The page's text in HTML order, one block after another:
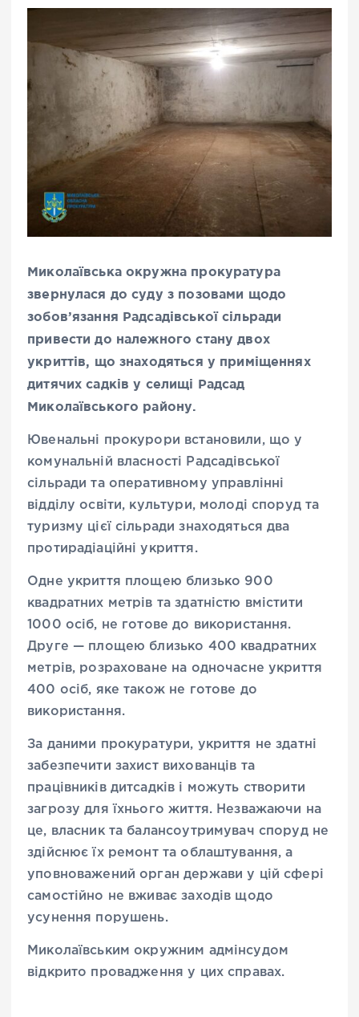
Миколаївська окружна прокуратура
звернулася до суду з позовами щодо
зобов’язання Радсадівської сільради
привести до належного стану двох
укриттів, що знаходяться у приміщеннях
дитячих садків у селищі Радсад
Миколаївського району.
Ювенальні прокурори встановили, що у
комунальній власності Радсадівської
сільради та оперативному управлінні
відділу освіти, культури, молоді споруд та
туризму цієї сільради знаходяться два
протирадіаційні укриття.
Одне укриття площею близько 900
квадратних метрів та здатністю вмістити
1000 осіб, не готове до використання.
Друге — площею близько 400 квадратних
метрів, розраховане на одночасне укриття
400 осіб, яке також не готове до
використання.
За даними прокуратури, укриття не здатні
забезпечити захист вихованців та
працівників дитсадків і можуть створити
загрозу для їхнього життя. Незважаючи на
це, власник та балансоутримувач споруд не
здійснює їх ремонт та облаштування, а
уповноважений орган держави у цій сфері
самостійно не вживає заходів щодо
усунення порушень.
Миколаївським окружним адмінсудом
відкрито провадження у цих справах.